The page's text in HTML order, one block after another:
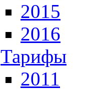
2015
2016
Тарифы
2011